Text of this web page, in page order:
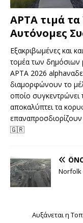
APTA τιμά
Αυτόνομες
Εξακριβωμένες και
τομέα των
APTA 2026
διαμορφώνουν το
οποίο συγκεντρώνει
αποκαλύπτει τα
🇬🇷
Norfolk
Αυξάνεται η